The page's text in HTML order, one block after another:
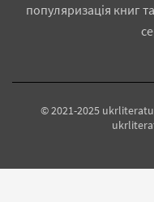
популяризація книг
© 2021-2025